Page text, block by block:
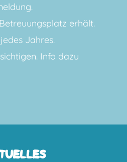
erhält.
Jahres.
Info dazu